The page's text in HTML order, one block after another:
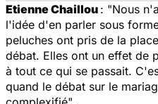
Etienne Chaillou : "Nous
l'idée d'en parler sous
peluches ont pris de la
débat. Elles ont un effet de
à tout ce qui se passait.
quand le débat sur le